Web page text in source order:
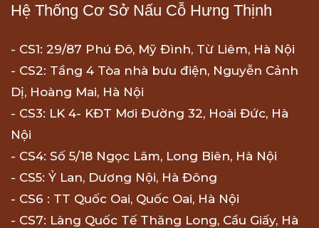
Hệ Thống Cơ Sở Nấu Cỗ Hưng Thịnh
- CS1: 29/87 Phú Đô, Mỹ Đình, Từ Liêm, Hà Nội
- CS2: Tầng 4 Tòa nhà bưu điện, Nguyễn Cảnh
Dị, Hoàng Mai, Hà Nội
- CS3: LK 4- KĐT Mơi Đường 32, Hoài Đức, Hà
Nội
- CS4: Số 5/18 Ngọc Lâm, Long Biên, Hà Nội
- CS5: Ỷ Lan, Dương Nội, Hà Đông
- CS6 : TT Quốc Oai, Quốc Oai, Hà Nội
- CS7: Làng Quốc Tế Thăng Long, Cầu Giấy, Hà